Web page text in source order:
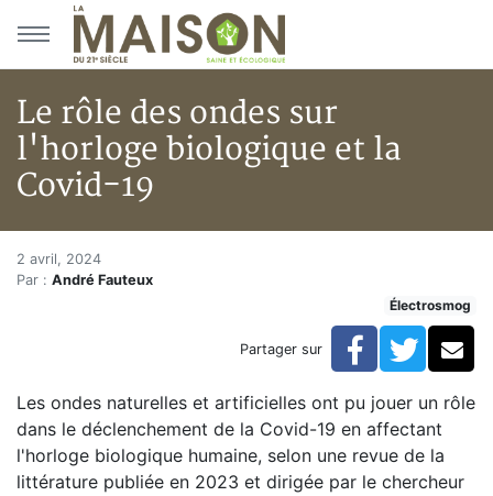
Aller au menu principal
Aller au contenu principal
Le rôle des ondes sur
l'horloge biologique et la
Covid-19
Accueil
Articles
Le rôle des ondes sur l'horloge biologique et la
Le rôle des ondes sur
2 avril, 2024
Par : André Fauteux
Électrosmog
Partager sur Facebook
Les ondes naturelles et artificielles ont pu jouer un rôle
dans le déclenchement de la Covid-19 en affectant
l'horloge biologique humaine, selon une revue de la
littérature publiée en 2023 et dirigée par le chercheur